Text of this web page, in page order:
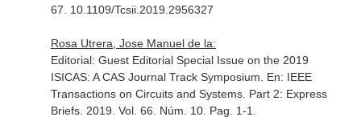
67. 10.1109/Tcsii.2019.2956327
Rosa Utrera, Jose Manuel de la:
Editorial: Guest Editorial Special Issue on the 2019
ISICAS: A CAS Journal Track Symposium. En: IEEE
Transactions on Circuits and Systems. Part 2: Express
Briefs. 2019. Vol. 66. Núm. 10. Pag. 1-1.